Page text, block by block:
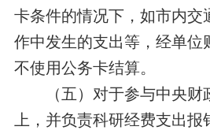
卡条件的情况下，如市内交
作中发生的支出等，经单位
不使用公务卡结算。
（五）对于参与中央财
上，并负责科研经费支出